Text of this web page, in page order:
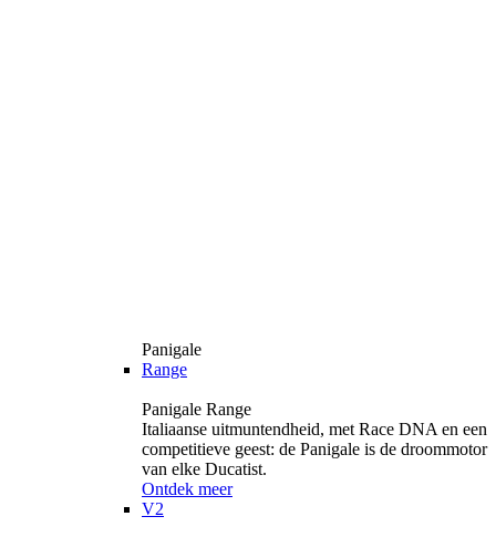
Panigale
Range
Panigale Range
Italiaanse uitmuntendheid, met Race DNA en een
competitieve geest: de Panigale is de droommotor
van elke Ducatist.
Ontdek meer
V2